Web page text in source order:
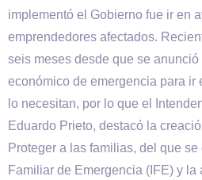
implementó el Gobierno fue ir en
emprendedores afectados.
seis meses desde que se
económico de emergencia para ir
lo necesitan, por lo que el
Eduardo Prieto, destacó la
Proteger a las familias, del que
Familiar de Emergencia (IFE) y